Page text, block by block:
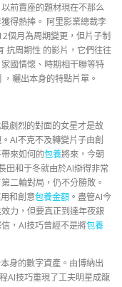
前賣座的題材現在不那么
得熱捧。 阿里影業總裁李
個月為周期變更，但片子制
抗周期性 的影片，它們往往
國情懷、時期相干聯等特
曬出本身的特點片單。
劇烈的對面的女星才是故
AI不克不及轉變片子由創
來如何的包養將來，今朝
田和于冬就由於AI辯得非常
二輪對局，仍不分勝敗。
和創意包養金額 。盡管AI今
力，但要真正到達年夜銀
，AI技巧曾經不是將包養
身的數字資產。由博納出
AI技巧重現了工夫明星成龍